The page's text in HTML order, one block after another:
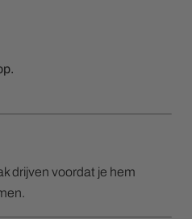
drijven voordat je hem